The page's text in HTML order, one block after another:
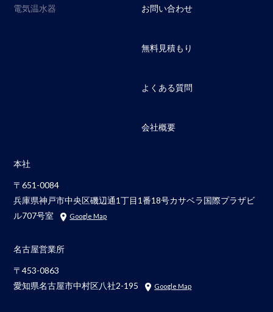
電気温水器
お問い合わせ
無料見積もり
よくある質問
会社概要
本社
〒651-0084
兵庫県神戸市中央区磯辺通1丁目1番18号カサベラ国際プラザビ
ル707号室
Google Map
名古屋営業所
〒453-0863
愛知県名古屋市中村区八社2-195
Google Map